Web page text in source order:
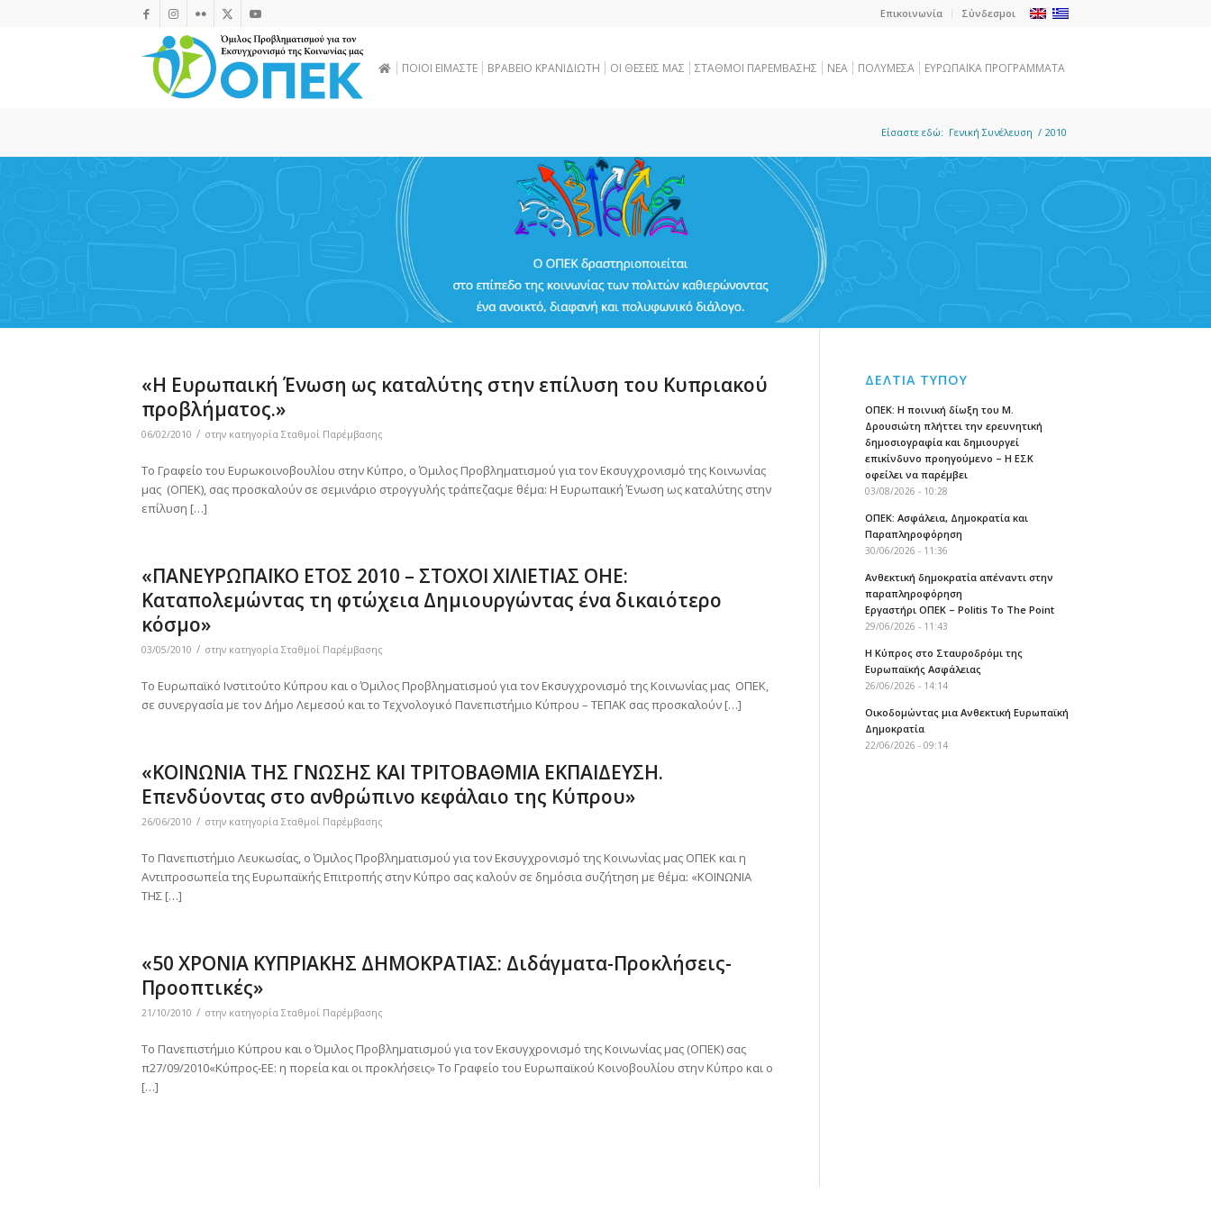
Επικοινωνία Σύνδεσμοι
ΠΟΙΟΙ ΕΙΜΑΣΤΕ ΒΡΑΒΕΙΟ ΚΡΑΝΙΔΙΩΤΗ OI ΘΕΣΕΙΣ ΜΑΣ ΣΤΑΘΜΟΙ ΠΑΡΕΜΒΑΣΗΣ NEA ΠΟΛΥΜΕΣΑ ΕΥΡΩΠΑΪΚΑ ΠΡΟΓΡΑΜΜΑΤΑ
Είσαστε εδώ: Γενική Συνέλευση / 2010
«Η Ευρωπαική Ένωση ως καταλύτης στην επίλυση του Κυπριακού
προβλήματος.»
06/02/2010 / στην κατηγορία Σταθμοί Παρέμβασης
Το Γραφείο του Ευρωκοινοβουλίου στην Κύπρο, ο Όμιλος Προβληματισμού για τον Εκσυγχρονισμό της Κοινωνίας
μας (ΟΠΕΚ), σας προσκαλούν σε σεμινάριο στρογγυλής τράπεζαςμε θέμα: Η Ευρωπαική Ένωση ως καταλύτης στην
επίλυση […]
«ΠΑΝΕΥΡΩΠΑΪΚΟ ΕΤΟΣ 2010 – ΣΤΟΧΟΙ ΧΙΛΙΕΤΙΑΣ ΟΗΕ:
Καταπολεμώντας τη φτώχεια Δημιουργώντας ένα δικαιότερο
κόσμο»
03/05/2010 / στην κατηγορία Σταθμοί Παρέμβασης
Το Ευρωπαϊκό Ινστιτούτο Κύπρου και ο Όμιλος Προβληματισμού για τον Εκσυγχρονισμό της Κοινωνίας μας ΟΠΕΚ,
σε συνεργασία με τον Δήμο Λεμεσού και το Τεχνολογικό Πανεπιστήμιο Κύπρου – ΤΕΠΑΚ σας προσκαλούν […]
«ΚΟΙΝΩΝΙΑ ΤΗΣ ΓΝΩΣΗΣ ΚΑΙ ΤΡΙΤΟΒΑΘΜΙΑ ΕΚΠΑΙΔΕΥΣΗ.
Επενδύοντας στο ανθρώπινο κεφάλαιο της Κύπρου»
26/06/2010 / στην κατηγορία Σταθμοί Παρέμβασης
Το Πανεπιστήμιο Λευκωσίας, ο Όμιλος Προβληματισμού για τον Εκσυγχρονισμό της Κοινωνίας μας ΟΠΕΚ και η
Αντιπροσωπεία της Ευρωπαϊκής Επιτροπής στην Κύπρο σας καλούν σε δημόσια συζήτηση με θέμα: «ΚΟΙΝΩΝΙΑ
ΤΗΣ […]
«50 ΧΡΟΝΙΑ ΚΥΠΡΙΑΚΗΣ ΔΗΜΟΚΡΑΤΙΑΣ: Διδάγματα-Προκλήσεις-
Προοπτικές»
21/10/2010 / στην κατηγορία Σταθμοί Παρέμβασης
Το Πανεπιστήμιο Κύπρου και ο Όμιλος Προβληματισμού για τον Εκσυγχρονισμό της Κοινωνίας μας (ΟΠΕΚ) σας
π27/09/2010«Κύπρος-ΕΕ: η πορεία και οι προκλήσεις» Το Γραφείο του Ευρωπαϊκού Κοινοβουλίου στην Κύπρο και ο
[…]
ΔΕΛΤΙΑ ΤΥΠΟΥ
ΟΠΕΚ: Η ποινική δίωξη του Μ.
Δρουσιώτη πλήττει την ερευνητική
δημοσιογραφία και δημιουργεί
επικίνδυνο προηγούμενο – Η ΕΣΚ
οφείλει να παρέμβει
03/08/2026 - 10:28
ΟΠΕΚ: Ασφάλεια, Δημοκρατία και
Παραπληροφόρηση
30/06/2026 - 11:36
Ανθεκτική δημοκρατία απέναντι στην
παραπληροφόρηση
Εργαστήρι ΟΠΕΚ – Politis To The Point
29/06/2026 - 11:43
Η Κύπρος στο Σταυροδρόμι της
Ευρωπαϊκής Ασφάλειας
26/06/2026 - 14:14
Οικοδομώντας μια Ανθεκτική Ευρωπαϊκή
Δημοκρατία
22/06/2026 - 09:14